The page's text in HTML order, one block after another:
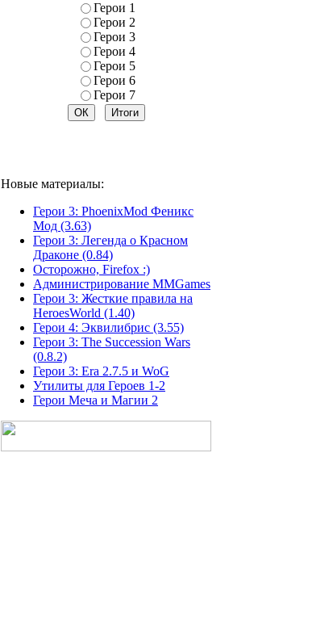
Герои 1
Герои 2
Герои 3
Герои 4
Герои 5
Герои 6
Герои 7
Новые материалы:
Герои 3: PhoenixMod Феникс
Мод (3.63)
Герои 3: Легенда о Красном
Драконе (0.84)
Осторожно, Firefox :)
Администрирование MMGames
Герои 3: Жесткие правила на
HeroesWorld (1.40)
Герои 4: Эквилибрис (3.55)
Герои 3: The Succession Wars
(0.8.2)
Герои 3: Era 2.7.5 и WoG
Утилиты для Героев 1-2
Герои Меча и Магии 2